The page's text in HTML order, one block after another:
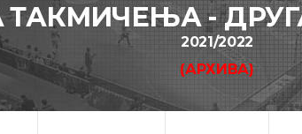
ТАКМИЧЕЊА -
2021/2022
(АРХИВА)